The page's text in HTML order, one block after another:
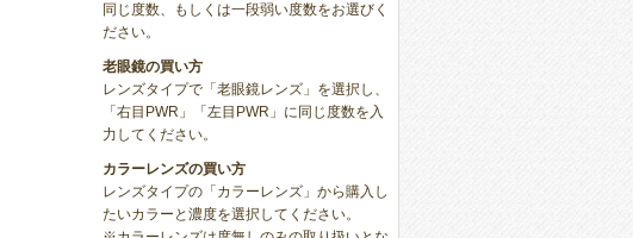
同じ度数、もしくは一段弱い度数をお選びく
ださい。
老眼鏡の買い方
レンズタイプで「老眼鏡レンズ」を選択し、
「右目PWR」「左目PWR」に同じ度数を入
力してください。
カラーレンズの買い方
レンズタイプの「カラーレンズ」から購入し
たいカラーと濃度を選択してください。